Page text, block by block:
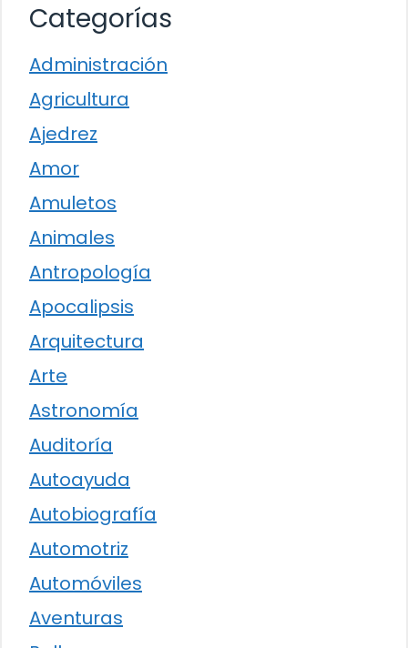
Categorías
Administración
Agricultura
Ajedrez
Amor
Amuletos
Animales
Antropología
Apocalipsis
Arquitectura
Arte
Astronomía
Auditoría
Autoayuda
Autobiografía
Automotriz
Automóviles
Aventuras